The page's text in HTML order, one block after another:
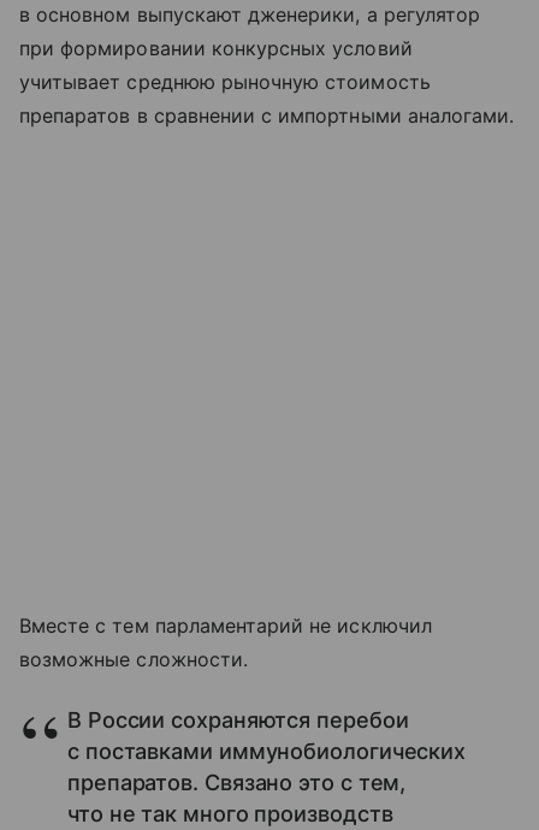
в основном выпускают дженерики, а регулятор
при формировании конкурсных условий
учитывает среднюю рыночную стоимость
препаратов в сравнении с импортными аналогами.
Вместе с тем парламентарий не исключил
возможные сложности.
В России сохраняются перебои
с поставками иммунобиологических
препаратов. Связано это с тем,
что не так много производств